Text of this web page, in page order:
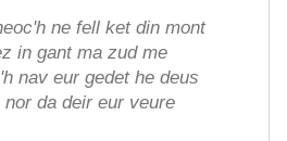
ne fell ket din mont
in gant ma zud me
nav eur gedet he deus
da deir eur veure